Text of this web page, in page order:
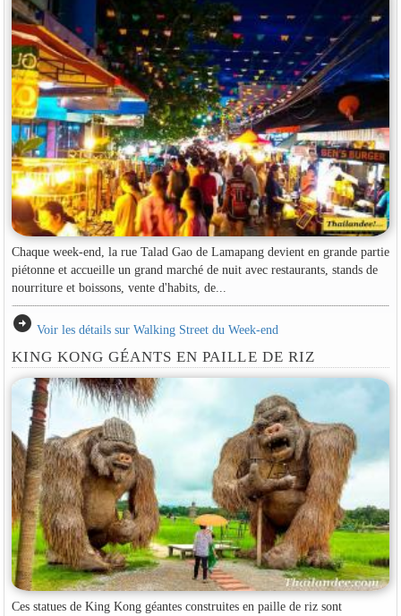
Chaque week-end, la rue Talad Gao de Lamapang devient en grande partie
piétonne et accueille un grand marché de nuit avec restaurants, stands de
nourriture et boissons, vente d'habits, de...
arrow_circle_right Voir les détails sur Walking Street du Week-end
KING KONG GÉANTS EN PAILLE DE RIZ
Ces statues de King Kong géantes construites en paille de riz sont